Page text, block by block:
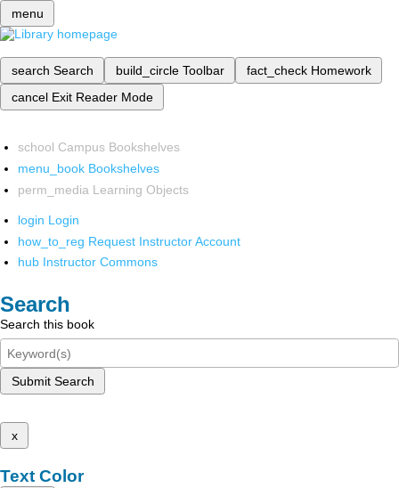
menu
search Search build_circle Toolbar fact_check Homework
cancel Exit Reader Mode
school Campus Bookshelves
menu_book Bookshelves
perm_media Learning Objects
login Login
how_to_reg Request Instructor Account
hub Instructor Commons
Search
Search this book
Submit Search
x
Text Color